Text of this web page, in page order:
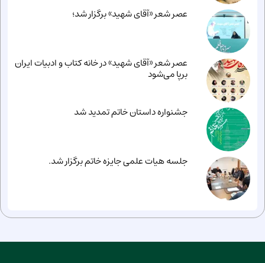
عصر شعر «آقای شهید» برگزار شد؛
عصر شعر «آقای شهید» در خانه کتاب و ادبیات ایران
برپا می‌شود
جشنواره داستان خاتم تمدید شد
جلسه هیات علمی جایزه خاتم برگزار شد.